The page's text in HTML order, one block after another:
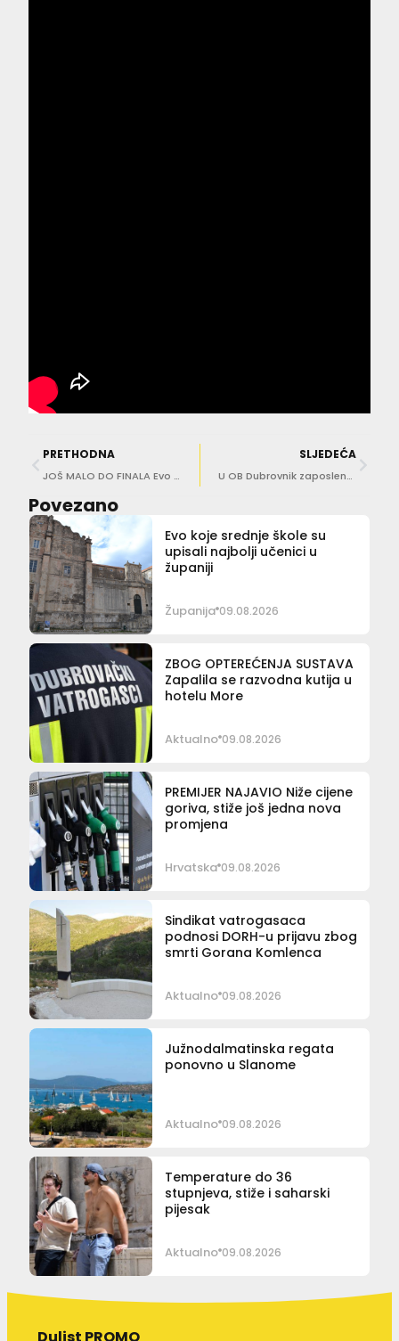
PRETHODNA
JOŠ MALO DO FINALA Evo preko čega možete pratiti utrku E1
SLJEDEĆA
U OB Dubrovnik zaposleno 132 specijalista i 49 specijalizanata, 17 liječnika radi i u drugim ustanovama
Povezano
Evo koje srednje škole su
upisali najbolji učenici u
županiji
Županija 09.08.2026
ZBOG OPTEREĆENJA SUSTAVA
Zapalila se razvodna kutija u
hotelu More
Aktualno 09.08.2026
PREMIJER NAJAVIO Niže cijene
goriva, stiže još jedna nova
promjena
Hrvatska 09.08.2026
Sindikat vatrogasaca
podnosi DORH-u prijavu zbog
smrti Gorana Komlenca
Aktualno 09.08.2026
Južnodalmatinska regata
ponovno u Slanome
Aktualno 09.08.2026
Temperature do 36
stupnjeva, stiže i saharski
pijesak
Aktualno 09.08.2026